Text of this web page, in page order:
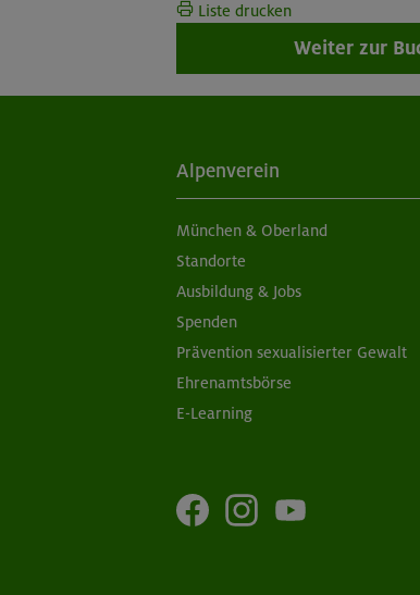
Liste drucken
Weiter zur
Alpenverein
München & Oberland
Standorte
Ausbildung & Jobs
Spenden
Prävention sexualisierter Gewalt
Ehrenamtsbörse
E-Learning